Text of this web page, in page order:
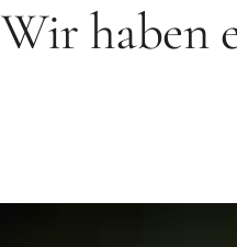
Wir haben